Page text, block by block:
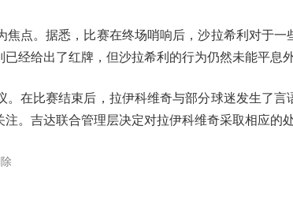
点。据悉，比赛在终场哨响后，沙拉希利对于一
经给出了红牌，但沙拉希利的行为仍然未能平息外
在比赛结束后，拉伊科维奇与部分球迷发生了言
。吉达联合管理层决定对拉伊科维奇采取相应的处